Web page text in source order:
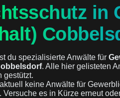
in
du spezialisierte Anwälte für
. Alle hier gelisteten
gestützt.
keine Anwälte für
Versuche es in Kürze erneut